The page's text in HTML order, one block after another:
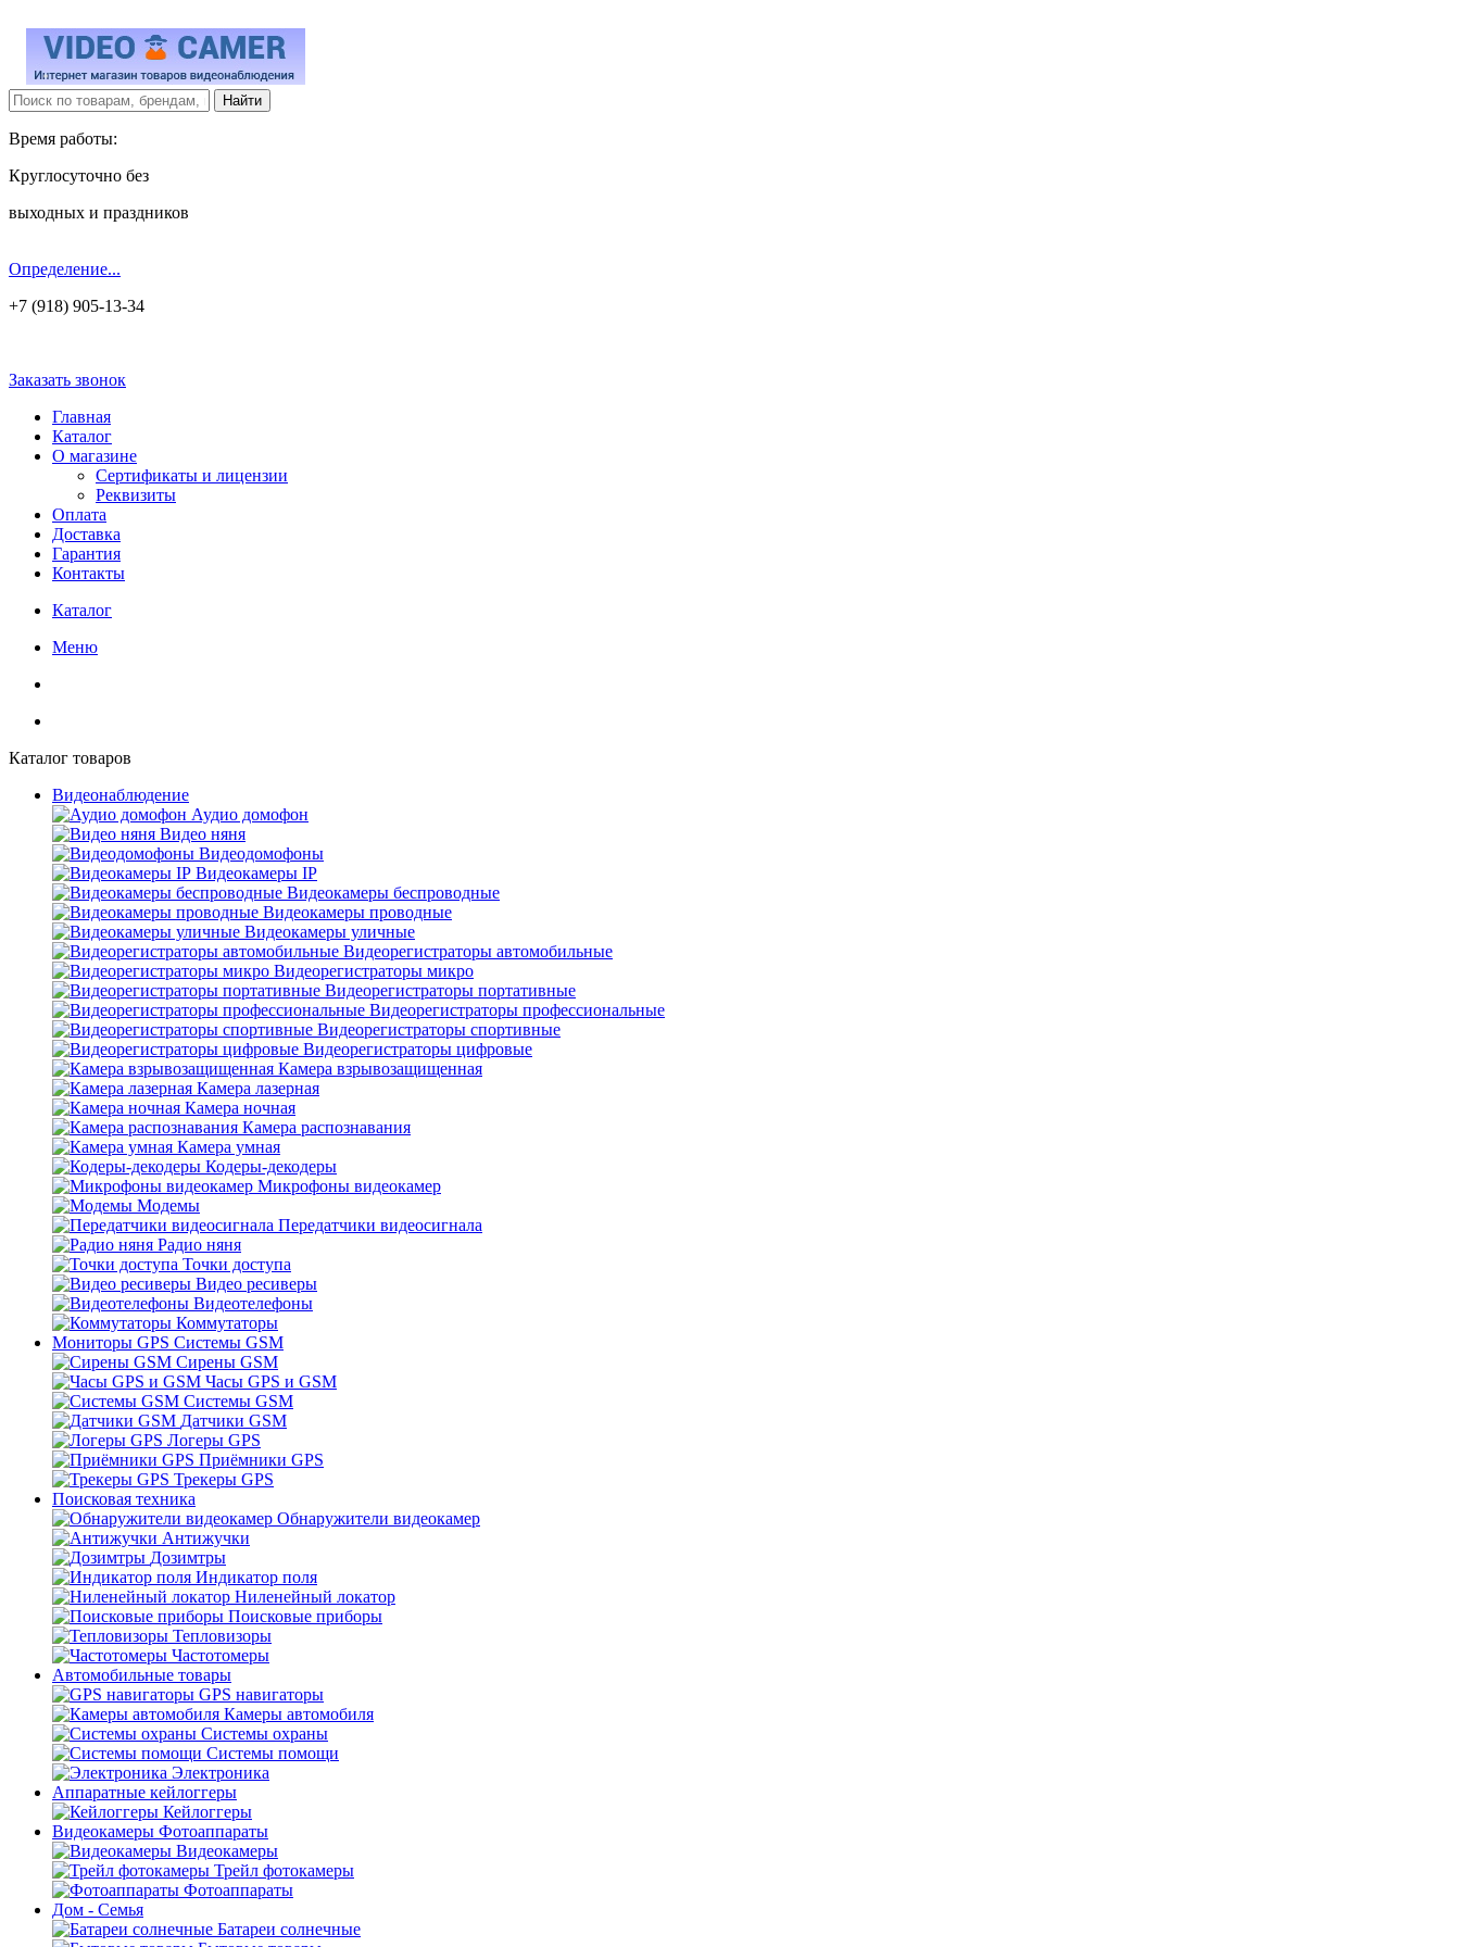
Время работы:
Круглосуточно без
выходных и праздников
Определение...
+7 (918) 905-13-34
Заказать звонок
Главная
Каталог
О магазине
Сертификаты и лицензии
Реквизиты
Оплата
Доставка
Гарантия
Контакты
Каталог
Меню
Каталог товаров
Видеонаблюдение
Аудио домофон
Видео няня
Видеодомофоны
Видеокамеры IP
Видеокамеры беспроводные
Видеокамеры проводные
Видеокамеры уличные
Видеорегистраторы автомобильные
Видеорегистраторы микро
Видеорегистраторы портативные
Видеорегистраторы профессиональные
Видеорегистраторы спортивные
Видеорегистраторы цифровые
Камера взрывозащищенная
Камера лазерная
Камера ночная
Камера распознавания
Камера умная
Кодеры-декодеры
Микрофоны видеокамер
Модемы
Передатчики видеосигнала
Радио няня
Точки доступа
Видео ресиверы
Видеотелефоны
Коммутаторы
Мониторы GPS Системы GSM
Сирены GSM
Часы GPS и GSM
Системы GSM
Датчики GSM
Логеры GPS
Приёмники GPS
Трекеры GPS
Поисковая техника
Обнаружители видеокамер
Антижучки
Дозимтры
Индикатор поля
Ниленейный локатор
Поисковые приборы
Тепловизоры
Частотомеры
Автомобильные товары
GPS навигаторы
Камеры автомобиля
Системы охраны
Системы помощи
Электроника
Аппаратные кейлоггеры
Кейлоггеры
Видеокамеры Фотоаппараты
Видеокамеры
Трейл фотокамеры
Фотоаппараты
Дом - Семья
Батареи солнечные